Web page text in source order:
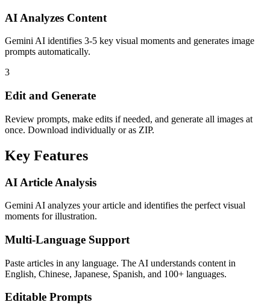
AI Analyzes Content
Gemini AI identifies 3-5 key visual moments and generates image
prompts automatically.
3
Edit and Generate
Review prompts, make edits if needed, and generate all images at
once. Download individually or as ZIP.
Key Features
AI Article Analysis
Gemini AI analyzes your article and identifies the perfect visual
moments for illustration.
Multi-Language Support
Paste articles in any language. The AI understands content in
English, Chinese, Japanese, Spanish, and 100+ languages.
Editable Prompts